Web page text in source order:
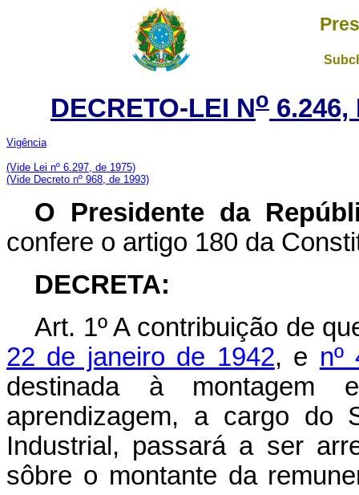
DECRETO-LEI No 6.246,
Vigência
(Vide Lei nº 6.297, de 1975)
(Vide Decreto nº 968, de 1993)
O Presidente da
confere o artigo 180 da
DECRETA:
Art. 1º A contribuição de
22 de janeiro de 1942, e nº
destinada à
aprendizagem, a cargo do
Industrial, passará a ser
sôbre o montante da